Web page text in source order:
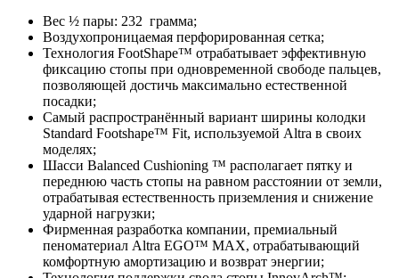
Вес ½ пары: 232 грамма;
Воздухопроницаемая перфорированная сетка;
Технология FootShape™ отрабатывает эффективную
фиксацию стопы при одновременной свободе пальцев,
позволяющей достичь максимально естественной
посадки;
Самый распространённый вариант ширины колодки
Standard Footshape™ Fit, используемой Altra в своих
моделях;
Шасси Balanced Cushioning ™ располагает пятку и
переднюю часть стопы на равном расстоянии от земли,
отрабатывая естественность приземления и снижение
ударной нагрузки;
Фирменная разработка компании, премиальный
пеноматериал Altra EGO™ MAX, отрабатывающий
комфортную амортизацию и возврат энергии;